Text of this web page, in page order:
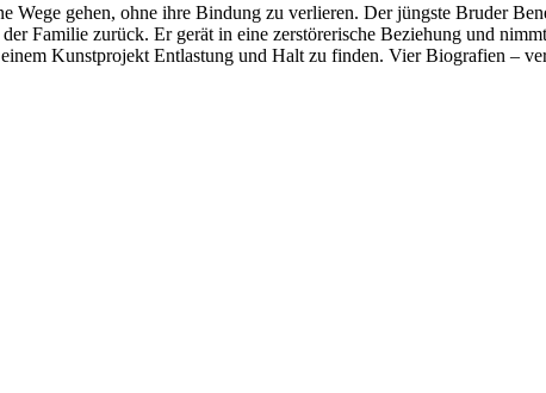
Wege gehen, ohne ihre Bindung zu verlieren. Der jüngste Bruder
Familie zurück. Er gerät in eine zerstörerische Beziehung und
Kunstprojekt Entlastung und Halt zu finden. Vier Biografien –